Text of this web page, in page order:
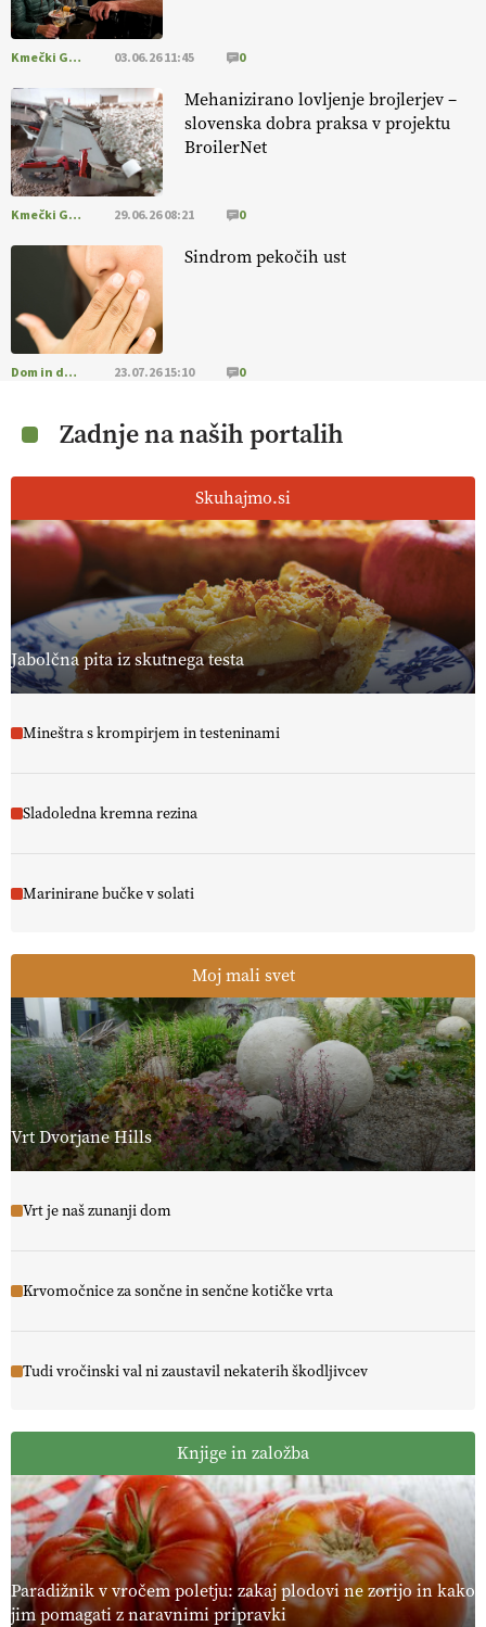
Kmečki Glas 03.06.26 11:45 0
Mehanizirano lovljenje brojlerjev –
slovenska dobra praksa v projektu
BroilerNet
Kmečki Glas 29.06.26 08:21 0
Sindrom pekočih ust
Dom in družina 23.07.26 15:10 0
Zadnje na naših portalih
Skuhajmo.si
Jabolčna pita iz skutnega testa
Mineštra s krompirjem in testeninami
Sladoledna kremna rezina
Marinirane bučke v solati
Moj mali svet
Vrt Dvorjane Hills
Vrt je naš zunanji dom
Krvomočnice za sončne in senčne kotičke vrta
Tudi vročinski val ni zaustavil nekaterih škodljivcev
Knjige in založba
Paradižnik v vročem poletju: zakaj plodovi ne zorijo in kako
jim pomagati z naravnimi pripravki